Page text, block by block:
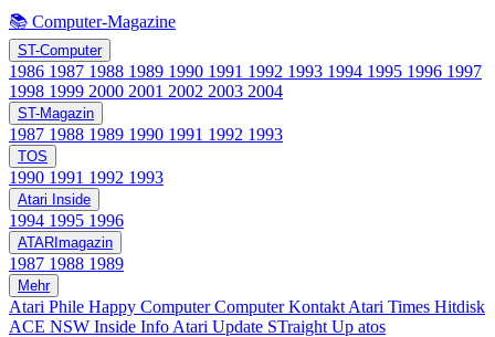
📚 Computer-Magazine
ST-Computer
1986 1987 1988 1989 1990 1991 1992 1993 1994 1995 1996 1997
1998 1999 2000 2001 2002 2003 2004
ST-Magazin
1987 1988 1989 1990 1991 1992 1993
TOS
1990 1991 1992 1993
Atari Inside
1994 1995 1996
ATARImagazin
1987 1988 1989
Mehr
Atari Phile Happy ComputerComputer Kontakt Atari Times Hitdisk
ACE NSW Inside Info Atari Update STraight Up atos